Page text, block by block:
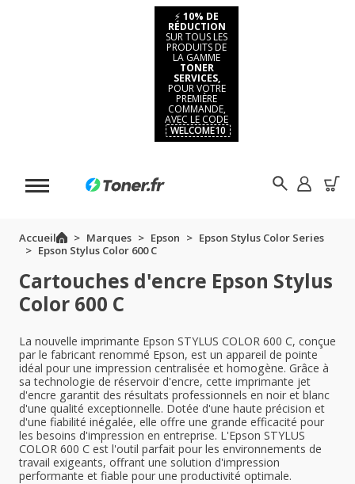
⚡ 10% DE
RÉDUCTION
SUR TOUS LES
PRODUITS DE
LA GAMME
TONER
SERVICES,
POUR VOTRE
PREMIÈRE
COMMANDE,
AVEC LE CODE
WELCOME10
Accueil Marques Epson
Epson Stylus Color Series
Epson Stylus Color 600 C
Cartouches d'encre Epson Stylus
Color 600 C
La nouvelle imprimante Epson STYLUS COLOR 600 C, conçue
par le fabricant renommé Epson, est un appareil de pointe
idéal pour une impression centralisée et homogène. Grâce à
sa technologie de réservoir d'encre, cette imprimante jet
d'encre garantit des résultats professionnels en noir et blanc
d'une qualité exceptionnelle. Dotée d'une haute précision et
d'une fiabilité inégalée, elle offre une grande efficacité pour
les besoins d'impression en entreprise. L'Epson STYLUS
COLOR 600 C est l'outil parfait pour les environnements de
travail exigeants, offrant une solution d'impression
performante et fiable pour une productivité optimale.